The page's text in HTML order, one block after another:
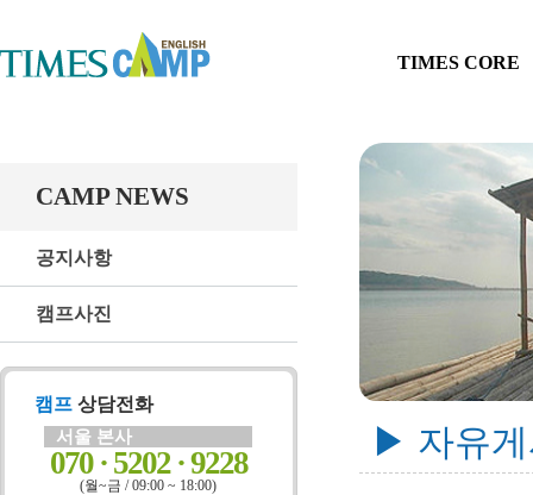
TIMES CORE
CAMP NEWS
공지사항
캠프사진
캠프 상담전화
서울 본사
070 · 5202 · 9228
(월~금 / 09:00 ~ 18:00)
▶ 자유